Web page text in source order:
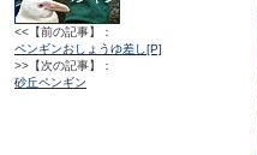
<<【前の記事】：
ペンギンおしょうゆ差し[P]
>>【次の記事】：
砂丘ペンギン